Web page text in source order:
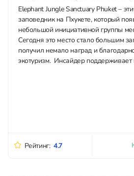
Elephant Jungle Sanctuary Phuket –
заповедник на Пхукете, который
небольшой инициативной группы
Сегодня это место стало большим
получил немало наград и
экотуризм. Инсайдер поддерживает
Рейтинг: 4.7